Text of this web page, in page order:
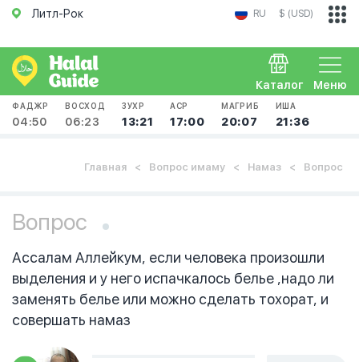
Литл-Рок RU $ (USD)
Меню
Каталог
ФАДЖР
04:50
ВОСХОД
06:23
ЗУХР
13:21
АСР
17:00
МАГРИБ
20:07
ИША
21:36
Главная Вопрос имаму Намаз Вопрос
Вопрос
Ассалам Аллейкум, если человека произошли
выделения и у него испачкалось белье ,надо ли
заменять белье или можно сделать тохорат, и
совершать намаз